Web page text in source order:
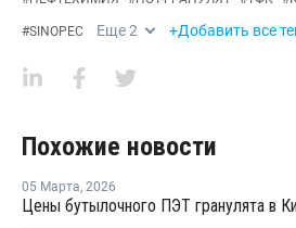
#SINOPEC Еще2 +Добавить все
Похожие новости
05 Марта, 2026